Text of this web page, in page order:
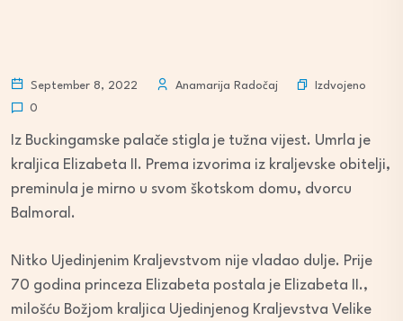
September 8, 2022 Anamarija Radočaj
Izdvojeno
0
Iz Buckingamske palače stigla je tužna vijest. Umrla je
kraljica Elizabeta II. Prema izvorima iz kraljevske obitelji,
preminula je mirno u svom škotskom domu, dvorcu
Balmoral.
Nitko Ujedinjenim Kraljevstvom nije vladao dulje. Prije
70 godina princeza Elizabeta postala je Elizabeta II.,
milošću Božjom kraljica Ujedinjenog Kraljevstva Velike